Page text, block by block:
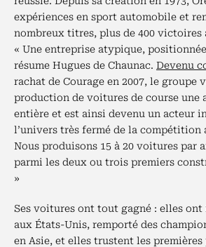
expériences en sport automobile et
nombreux titres, plus de 400 victoires
« Une entreprise atypique,
résume Hugues de Chaunac. Devenu
rachat de Courage en 2007, le groupe
production de voitures de course une
entière et est ainsi devenu un acteur
l’univers très fermé de la compétition
Nous produisons 15 à 20 voitures par
parmi les deux ou trois premiers
»
Ses voitures ont tout gagné : elles
aux États-Unis, remporté des
en Asie, et elles trustent les premières